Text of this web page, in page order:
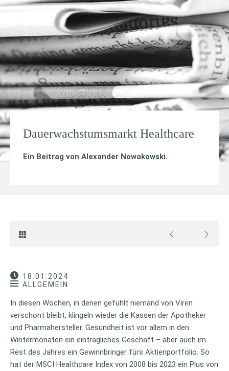
Dauerwachstumsmarkt Healthcare
Ein Beitrag von Alexander Nowakowski.
18.01.2024
ALLGEMEIN
In diesen Wochen, in denen gefühlt niemand von Viren
verschont bleibt, klingeln wieder die Kassen der Apotheker
und Pharmahersteller. Gesundheit ist vor allem in den
Wintermonaten ein einträgliches Geschäft – aber auch im
Rest des Jahres ein Gewinnbringer fürs Aktienportfolio. So
hat der MSCI Healthcare Index von 2008 bis 2023 ein Plus von